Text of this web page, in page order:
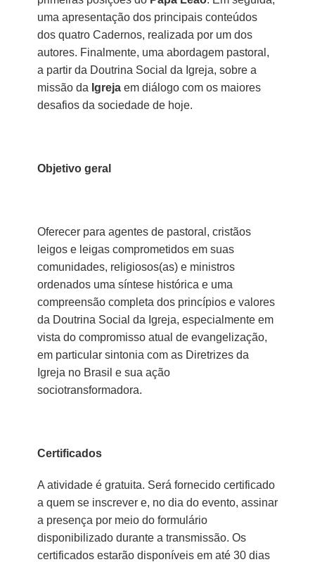
uma apresentação dos principais conteúdos
dos quatro Cadernos, realizada por um dos
autores. Finalmente, uma abordagem pastoral,
a partir da Doutrina Social da Igreja, sobre a
missão da Igrejaem diálogo com os maiores
desafios da sociedade de hoje.
Objetivo geral
Oferecer para agentes de pastoral, cristãos
leigos e leigas comprometidos em suas
comunidades, religiosos(as) e ministros
ordenados uma síntese histórica e uma
compreensão completa dos princípios e valores
da Doutrina Social da Igreja, especialmente em
vista do compromisso atual de evangelização,
em particular sintonia com as Diretrizes da
Igreja no Brasil e sua ação
sociotransformadora.
Certificados
A atividade é gratuita. Será fornecido certificado
a quem se inscrever e, no dia do evento, assinar
a presença por meio do formulário
disponibilizado durante a transmissão. Os
certificados estarão disponíveis em até 30 dias